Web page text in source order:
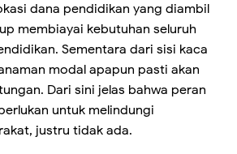
dana pendidikan yang diambil
membiayai kebutuhan seluruh
Sementara dari sisi kaca
modal apapun pasti akan
Dari sini jelas bahwa peran
untuk melindungi
justru tidak ada.